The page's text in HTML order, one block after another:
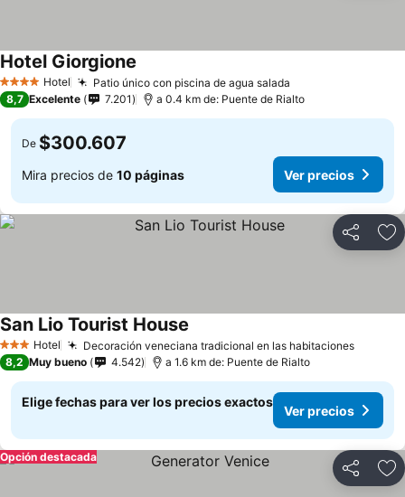
4 EstrellasHotel Patio único con piscina de agua salada
Hotel Giorgione
8,7 Excelente 7.201 a 0.4 km de: Puente de Rialto
De $300.607
Mira precios de 10 páginas Ver precios
Compartir
3 Estrellas
Hotel Decoración veneciana tradicional en las habitaciones
San Lio Tourist House
8,2 Muy bueno 4.542 a 1.6 km de: Puente de Rialto
Elige fechas para ver los precios exactos
Ver precios
Compartir
Opción destacada